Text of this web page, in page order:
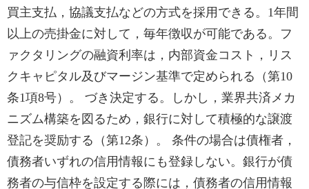
買主支払，協議支払などの方式を採用できる。1年間
以上の売掛金に対して，毎年徴収が可能である。フ
ァクタリングの融資利率は，内部資金コスト，リス
クキャピタル及びマージン基準で定められる（第10
条1項8号）。 づき決定する。しかし，業界共済メカ
ニズム構築を図るため，銀行に対して積極的な譲渡
登記を奨励する（第12条）。 条件の場合は債権者，
債務者いずれの信用情報にも登録しない。銀行が債
務者の与信枠を設定する際には，債務者の信用情報